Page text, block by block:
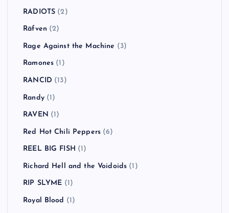
RADIOTS (2)
Räfven (2)
Rage Against the Machine (3)
Ramones (1)
RANCID (13)
Randy(1)
RAVEN (1)
Red Hot Chili Peppers (6)
REEL BIG FISH (1)
Richard Hell and the Voidoids (1)
RIP SLYME (1)
Royal Blood (1)